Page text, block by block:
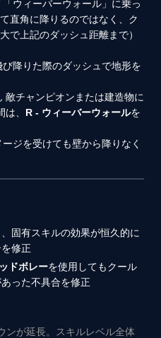
「ウィーバーウォール」に乗っ
直角に降りるのではなく、ク
で上記のダッシュ距離まで）
び降りた際のダッシュで地形を
敵チャンピオンまたは建造物に
、 R - ウィーバーウォールを
ジを受けても壁から降りなく
固有スキルの効果が恒久的に
修正
ドボレーを使用してもクール
った不具合を修正
ンが延長。スキルレベル全体